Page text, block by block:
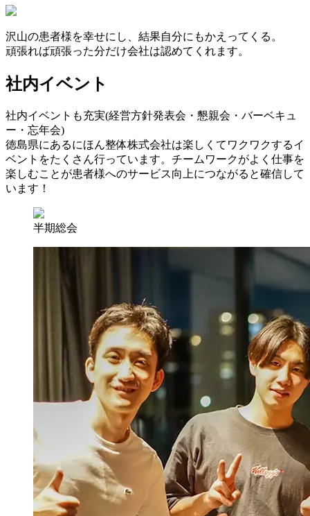
沢山の患者様を幸せにし、結果自分にもかえってくる。
頑張れば頑張った分だけ会社は認めてくれます。
社内イベント
社内イベントも充実(経営方針発表会・懇親会・バーベキュ
ー・忘年会)
徳島県にあるにほん整体株式会社は楽しくてワクワクするイ
ベントをたくさん行っています。チームワークがよく仕事を
楽しむことが患者様へのサービス向上につながると確信して
います！
半期総会